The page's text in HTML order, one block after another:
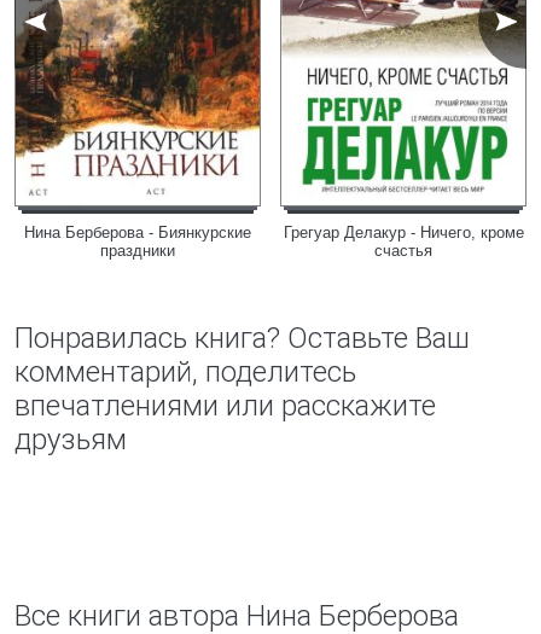
Нина Берберова - Биянкурские
праздники
Грегуар Делакур - Ничего, кроме
счастья
Понравилась книга? Оставьте Ваш
комментарий, поделитесь
впечатлениями или расскажите
друзьям
Все книги автора Нина Берберова